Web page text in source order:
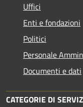
Uffici
Enti e fondazioni
Politici
Personale
Documenti e dati
CATEGORIE DI